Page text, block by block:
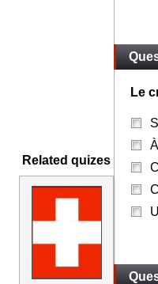
Related quizes
Le